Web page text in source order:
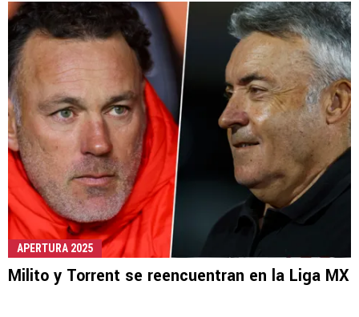
APERTURA 2025
Milito y Torrent se reencuentran en la Liga MX